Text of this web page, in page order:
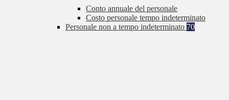
Conto annuale del personale
Costo personale tempo indeterminato
Personale non a tempo indeterminato 70